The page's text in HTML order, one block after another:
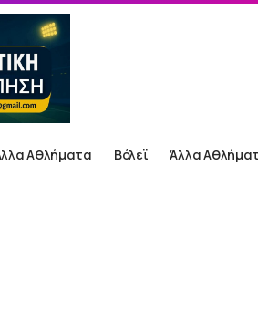
Αθλήματα Βόλεϊ Άλλα